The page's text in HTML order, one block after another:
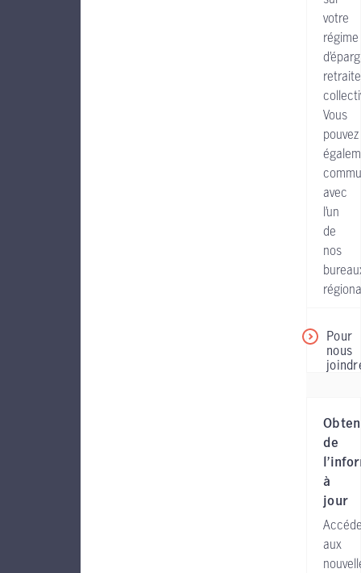
votre
régime
retraite
Vous
pouvez
avec
l’un
de
nos
Pour
nous
de
à
jour
aux